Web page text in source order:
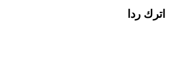
اترك ردا